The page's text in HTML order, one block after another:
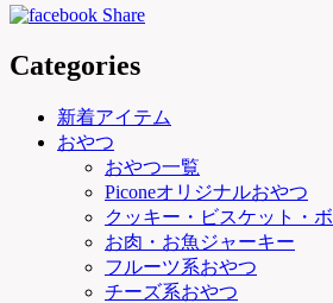
Categories
新着アイテム
おやつ
おやつ一覧
Piconeオリジナルおやつ
クッキー・ビスケット・
お肉・お魚ジャーキー
フルーツ系おやつ
チーズ系おやつ